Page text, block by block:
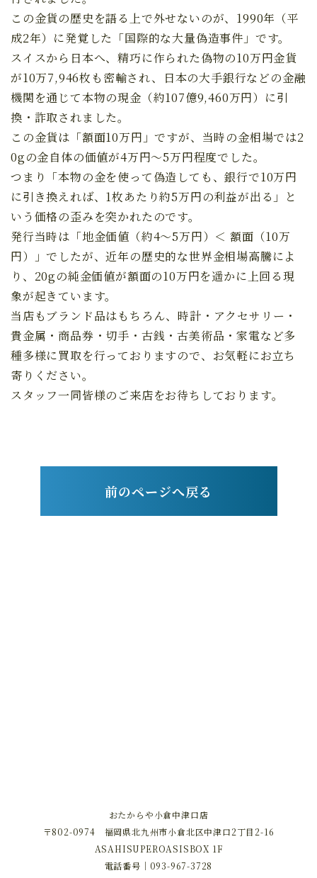
この金貨の歴史を語る上で外せないのが、1990年（平
成2年）に発覚した「国際的な大量偽造事件」です。
スイスから日本へ、精巧に作られた偽物の10万円金貨
が10万7,946枚も密輸され、日本の大手銀行などの金融
機関を通じて本物の現金（約107億9,460万円）に引
換・詐取されました。
この金貨は「額面10万円」ですが、当時の金相場では2
0gの金自体の価値が4万円〜5万円程度でした。
つまり「本物の金を使って偽造しても、銀行で10万円
に引き換えれば、1枚あたり約5万円の利益が出る」と
いう価格の歪みを突かれたのです。
発行当時は「地金価値（約4〜5万円）＜ 額面（10万
円）」でしたが、近年の歴史的な世界金相場高騰によ
り、20gの純金価値が額面の10万円を遥かに上回る現
象が起きています。
当店もブランド品はもちろん、時計・アクセサリー・
貴金属・商品券・切手・古銭・古美術品・家電など多
種多様に買取を行っておりますので、お気軽にお立ち
寄りください。
スタッフ一同皆様のご来店をお待ちしております。
前のページへ戻る
おたからや小倉中津口店
〒802-0974 福岡県北九州市小倉北区中津口2丁目2-16
ASAHISUPEROASISBOX 1F
電話番号｜ 093-967-3728